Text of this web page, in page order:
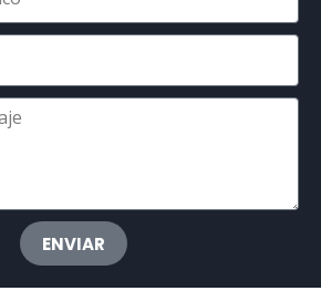
ENVIAR